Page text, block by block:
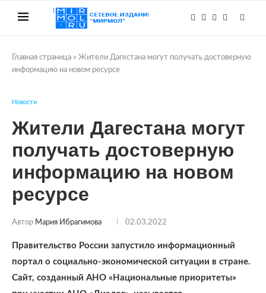
Главная страница » Жители Дагестана могут получать достоверную
информацию на новом ресурсе
Новости
Жители Дагестана могут
получать достоверную
информацию на новом
ресурсе
Автор Мария Ибрагимова 02.03.2022
Правительство России запустило информационный
портал о социально-экономической ситуации в стране.
Сайт, созданный АНО «Национальные приоритеты»